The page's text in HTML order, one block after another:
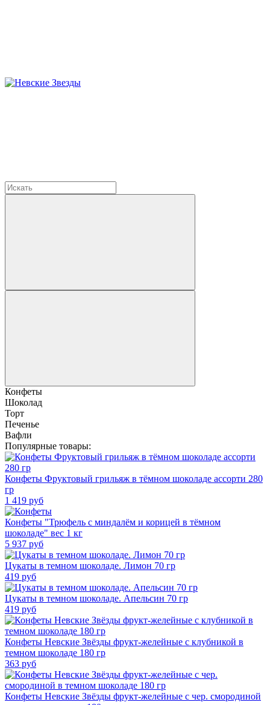
Конфеты
Шоколад
Торт
Печенье
Вафли
Популярные товары:
Конфеты Фруктовый грильяж в тёмном шоколаде ассорти 280
гр
1 419 руб
Конфеты "Трюфель с миндалём и корицей в тёмном
шоколаде" вес 1 кг
5 937 руб
Цукаты в темном шоколаде. Лимон 70 гр
419 руб
Цукаты в темном шоколаде. Апельсин 70 гр
419 руб
Конфеты Невские Звёзды фрукт-желейные с клубникой в
темном шоколаде 180 гр
363 руб
Конфеты Невские Звёзды фрукт-желейные с чер. смородиной